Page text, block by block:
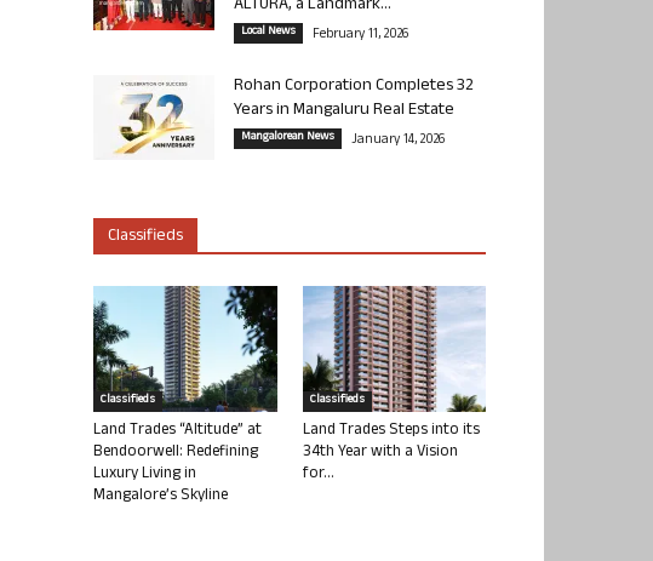
Local News February 11, 2026
Rohan Corporation Completes 32
Years in Mangaluru Real Estate
Mangalorean News January 14, 2026
Classifieds
Classifieds
Land Trades “Altitude” at
Bendoorwell: Redefining
Luxury Living in
Mangalore’s Skyline
Classifieds
Land Trades Steps into its
34th Year with a Vision
for...